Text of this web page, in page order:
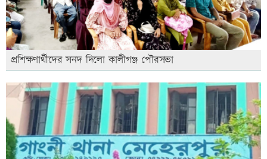
প্রশিক্ষণার্থীদের সনদ দিলো কালীগঞ্জ পৌরসভা